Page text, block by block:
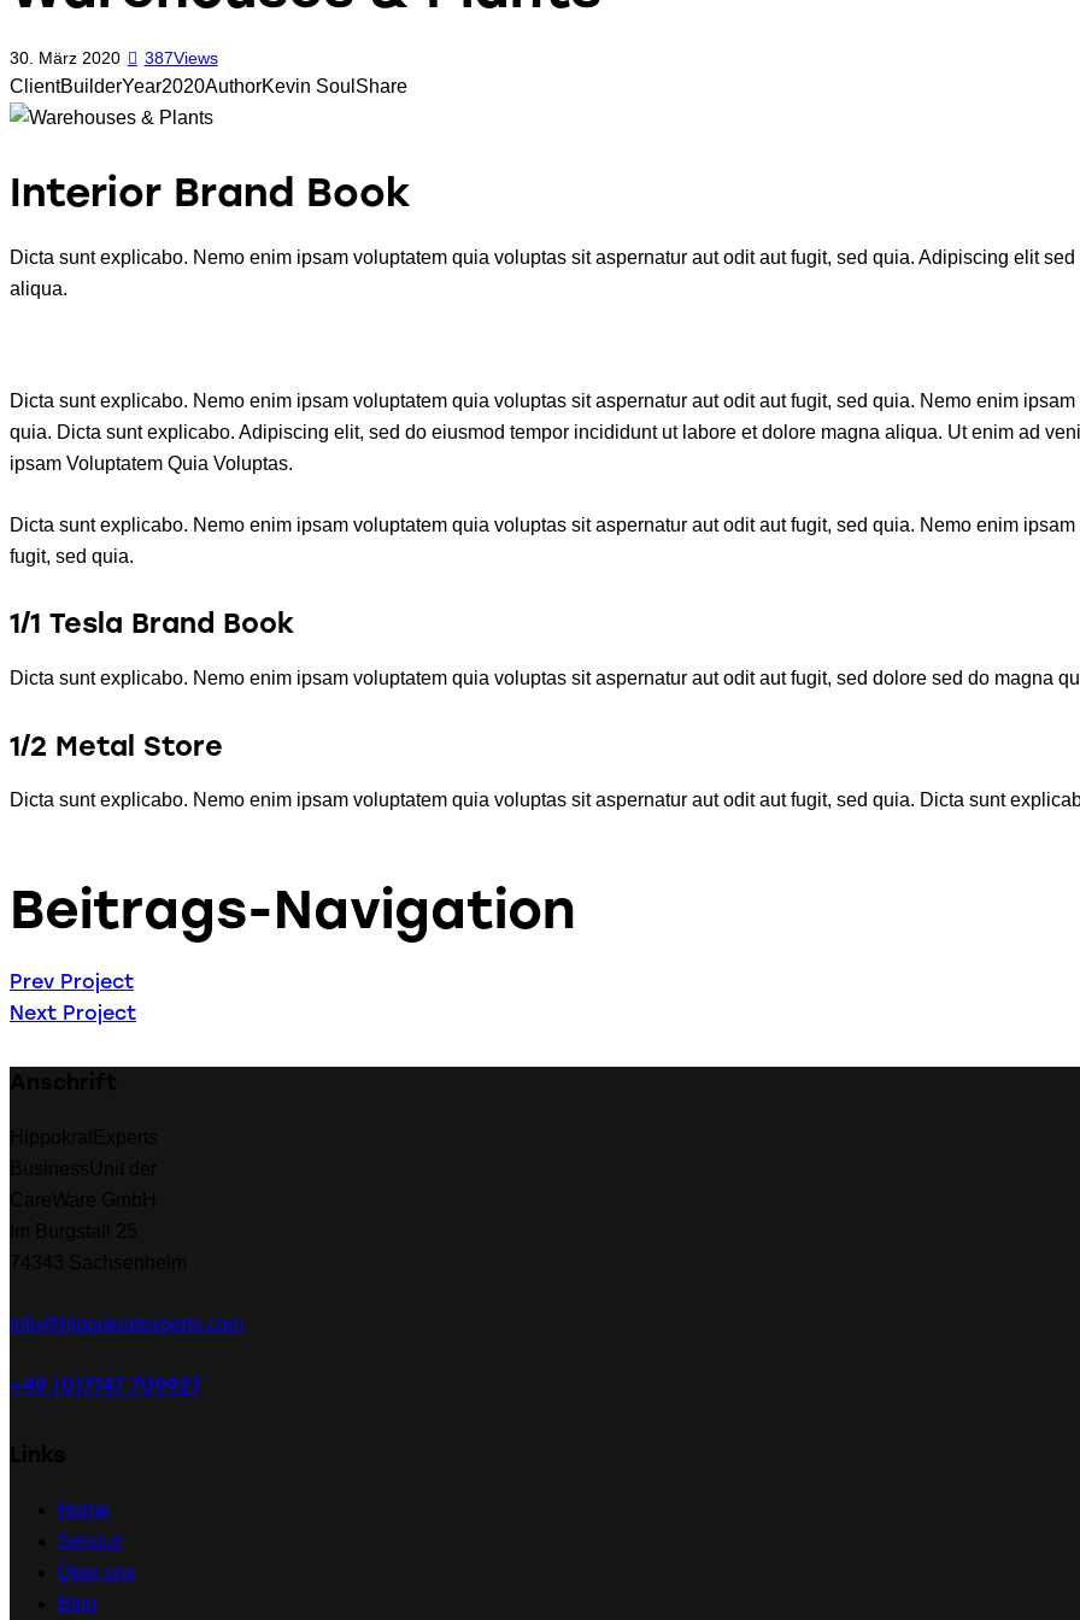
30. März 2020 387Views
ClientBuilderYear2020AuthorKevin Soul Share
Interior Brand Book
Dicta sunt explicabo. Nemo enim ipsam voluptatem quia voluptas sit aspernatur aut odit aut fugit, sed quia. Adipiscing elit
aliqua.
Dicta sunt explicabo. Nemo enim ipsam voluptatem quia voluptas sit aspernatur aut odit aut fugit, sed quia. Nemo enim
quia. Dicta sunt explicabo. Adipiscing elit, sed do eiusmod tempor incididunt ut labore et dolore magna aliqua. Ut enim ad
ipsam Voluptatem Quia Voluptas.
Dicta sunt explicabo. Nemo enim ipsam voluptatem quia voluptas sit aspernatur aut odit aut fugit, sed quia. Nemo enim
fugit, sed quia.
1/1 Tesla Brand Book
Dicta sunt explicabo. Nemo enim ipsam voluptatem quia voluptas sit aspernatur aut odit aut fugit, sed dolore sed do magna
1/2 Metal Store
Dicta sunt explicabo. Nemo enim ipsam voluptatem quia voluptas sit aspernatur aut odit aut fugit, sed quia. Dicta sunt
Beitrags-Navigation
Prev Project
Next Project
info@hippokratexperts.com
+49 (0)7147 709927
Home
Service
Über uns
Blog